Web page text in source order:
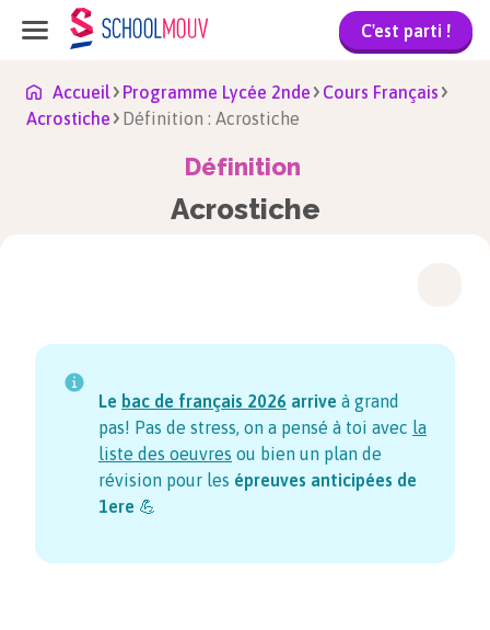
C'est parti !
Accueil Programme Lycée 2nde
Cours Français
Acrostiche
Définition : Acrostiche
Définition
Acrostiche
Le bac de français 2026 arrive à grand
pas! Pas de stress, on a pensé à toi avec la
liste des oeuvres ou bien un plan de
révision pour les épreuves anticipées de
1ere 💪